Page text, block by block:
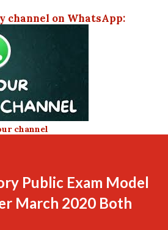
channel on WhatsApp:
channel
Public Exam Model
March 2020 Both